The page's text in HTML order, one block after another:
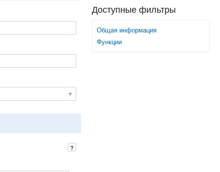
?
Доступные фильтры
Общая информация
Функции